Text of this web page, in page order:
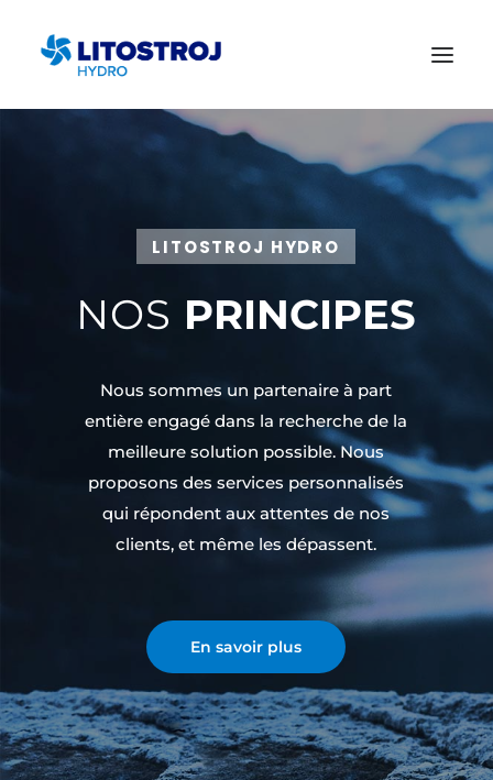
LITOSTROJ HYDRO
NOS PRINCIPES
Nous sommes un partenaire à part
entière engagé dans la recherche de la
meilleure solution possible. Nous
proposons des services personnalisés
qui répondent aux attentes de nos
clients, et même les dépassent.
En savoir plus